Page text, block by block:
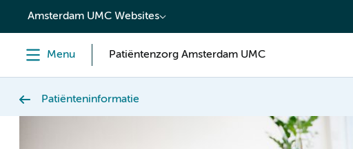
content
Amsterdam UMC Websites
Menu Patiëntenzorg Amsterdam UMC
Patiënteninformatie